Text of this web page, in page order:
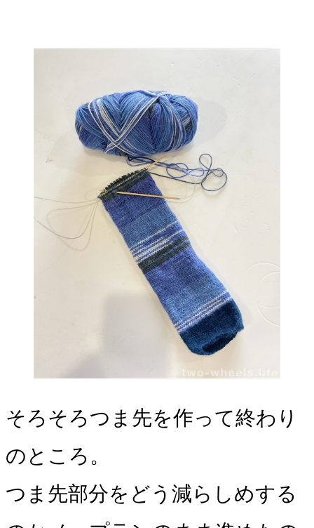
そろそろつま先を作って終わり
のところ。
つま先部分をどう減らしめする